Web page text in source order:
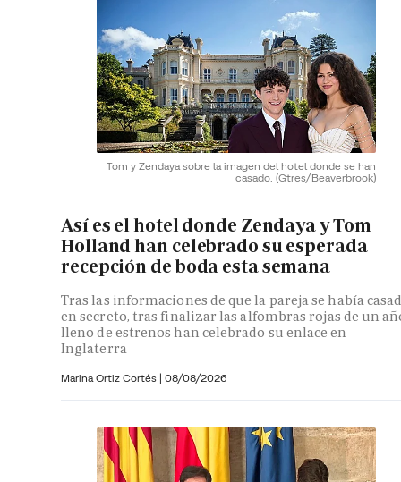
Tom y Zendaya sobre la imagen del hotel donde se han
casado. (Gtres/Beaverbrook)
Así es el hotel donde Zendaya y Tom
Holland han celebrado su esperada
recepción de boda esta semana
Tras las informaciones de que la pareja se había
en secreto, tras finalizar las alfombras rojas de un
lleno de estrenos han celebrado su enlace en
Inglaterra
Marina Ortiz Cortés | 08/08/2026